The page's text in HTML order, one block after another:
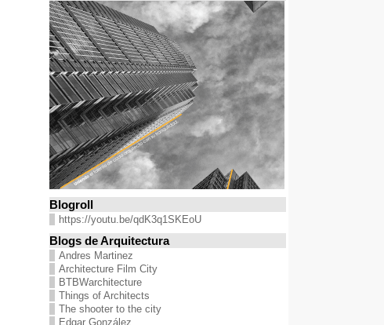
Blogroll
https://youtu.be/qdK3q1SKEoU
Blogs de Arquitectura
Andres Martinez
Architecture Film City
BTBWarchitecture
Things of Architects
The shooter to the city
Edgar González